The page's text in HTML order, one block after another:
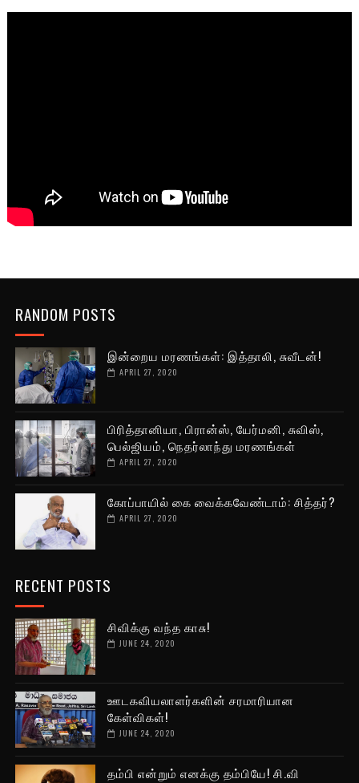
RANDOM POSTS
இன்றைய மரணங்கள்: இத்தாலி, சுவீடன்!
APRIL 27, 2020
பிரித்தானியா, பிரான்ஸ், யேர்மனி, சுவிஸ்,
பெல்ஜியம், நெதர்லாந்து மரணங்கள்
APRIL 27, 2020
கோப்பாயில் கை வைக்கவேண்டாம்: சித்தர்?
APRIL 27, 2020
RECENT POSTS
சிவிக்கு வந்த காசு!
JUNE 24, 2020
ஊடகவியலாளர்களின் சரமாரியான
கேள்விகள்!
JUNE 24, 2020
தம்பி என்றும் எனக்கு தம்பியே! சி.வி